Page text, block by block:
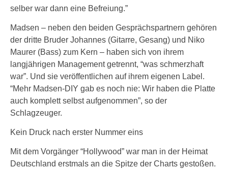
selber war dann eine Befreiung.”
Madsen – neben den beiden Gesprächspartnern gehören
der dritte Bruder Johannes (Gitarre, Gesang) und Niko
Maurer (Bass) zum Kern – haben sich von ihrem
langjährigen Management getrennt, “was schmerzhaft
war”. Und sie veröffentlichen auf ihrem eigenen Label.
“Mehr Madsen-DIY gab es noch nie: Wir haben die Platte
auch komplett selbst aufgenommen”, so der
Schlagzeuger.
Kein Druck nach erster Nummer eins
Mit dem Vorgänger “Hollywood” war man in der Heimat
Deutschland erstmals an die Spitze der Charts gestoßen.